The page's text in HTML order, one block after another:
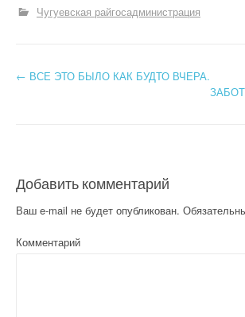
Чугуевская райгосадминистрация
Post navigation
← ВСЕ ЭТО БЫЛО КАК БУДТО ВЧЕРА.
Добавить комментарий
Ваш e-mail не будет опубликован.
Комментарий